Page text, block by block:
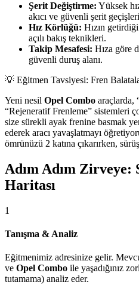
Şerit Değiştirme: Yüksek
akıcı ve güvenli şerit
Hız Körlüğü: Hızın
açılı bakış teknikleri.
Takip Mesafesi: Hıza göre
güvenli duruş alanı.
💡 Eğitmen Tavsiyesi: Fren
Yeni nesil Opel Combo araçlarda,
“Rejeneratif Frenleme” sistemleri
size sürekli ayak frenine basmak
ederek aracı yavaşlatmayı
ömrünüzü 2 katına çıkarırken,
Adım Adım Zirveye:
Haritası
1
Tanışma & Analiz
Eğitmenimiz adresinize gelir.
ve Opel Combo ile yaşadığınız
tutamama) analiz eder.